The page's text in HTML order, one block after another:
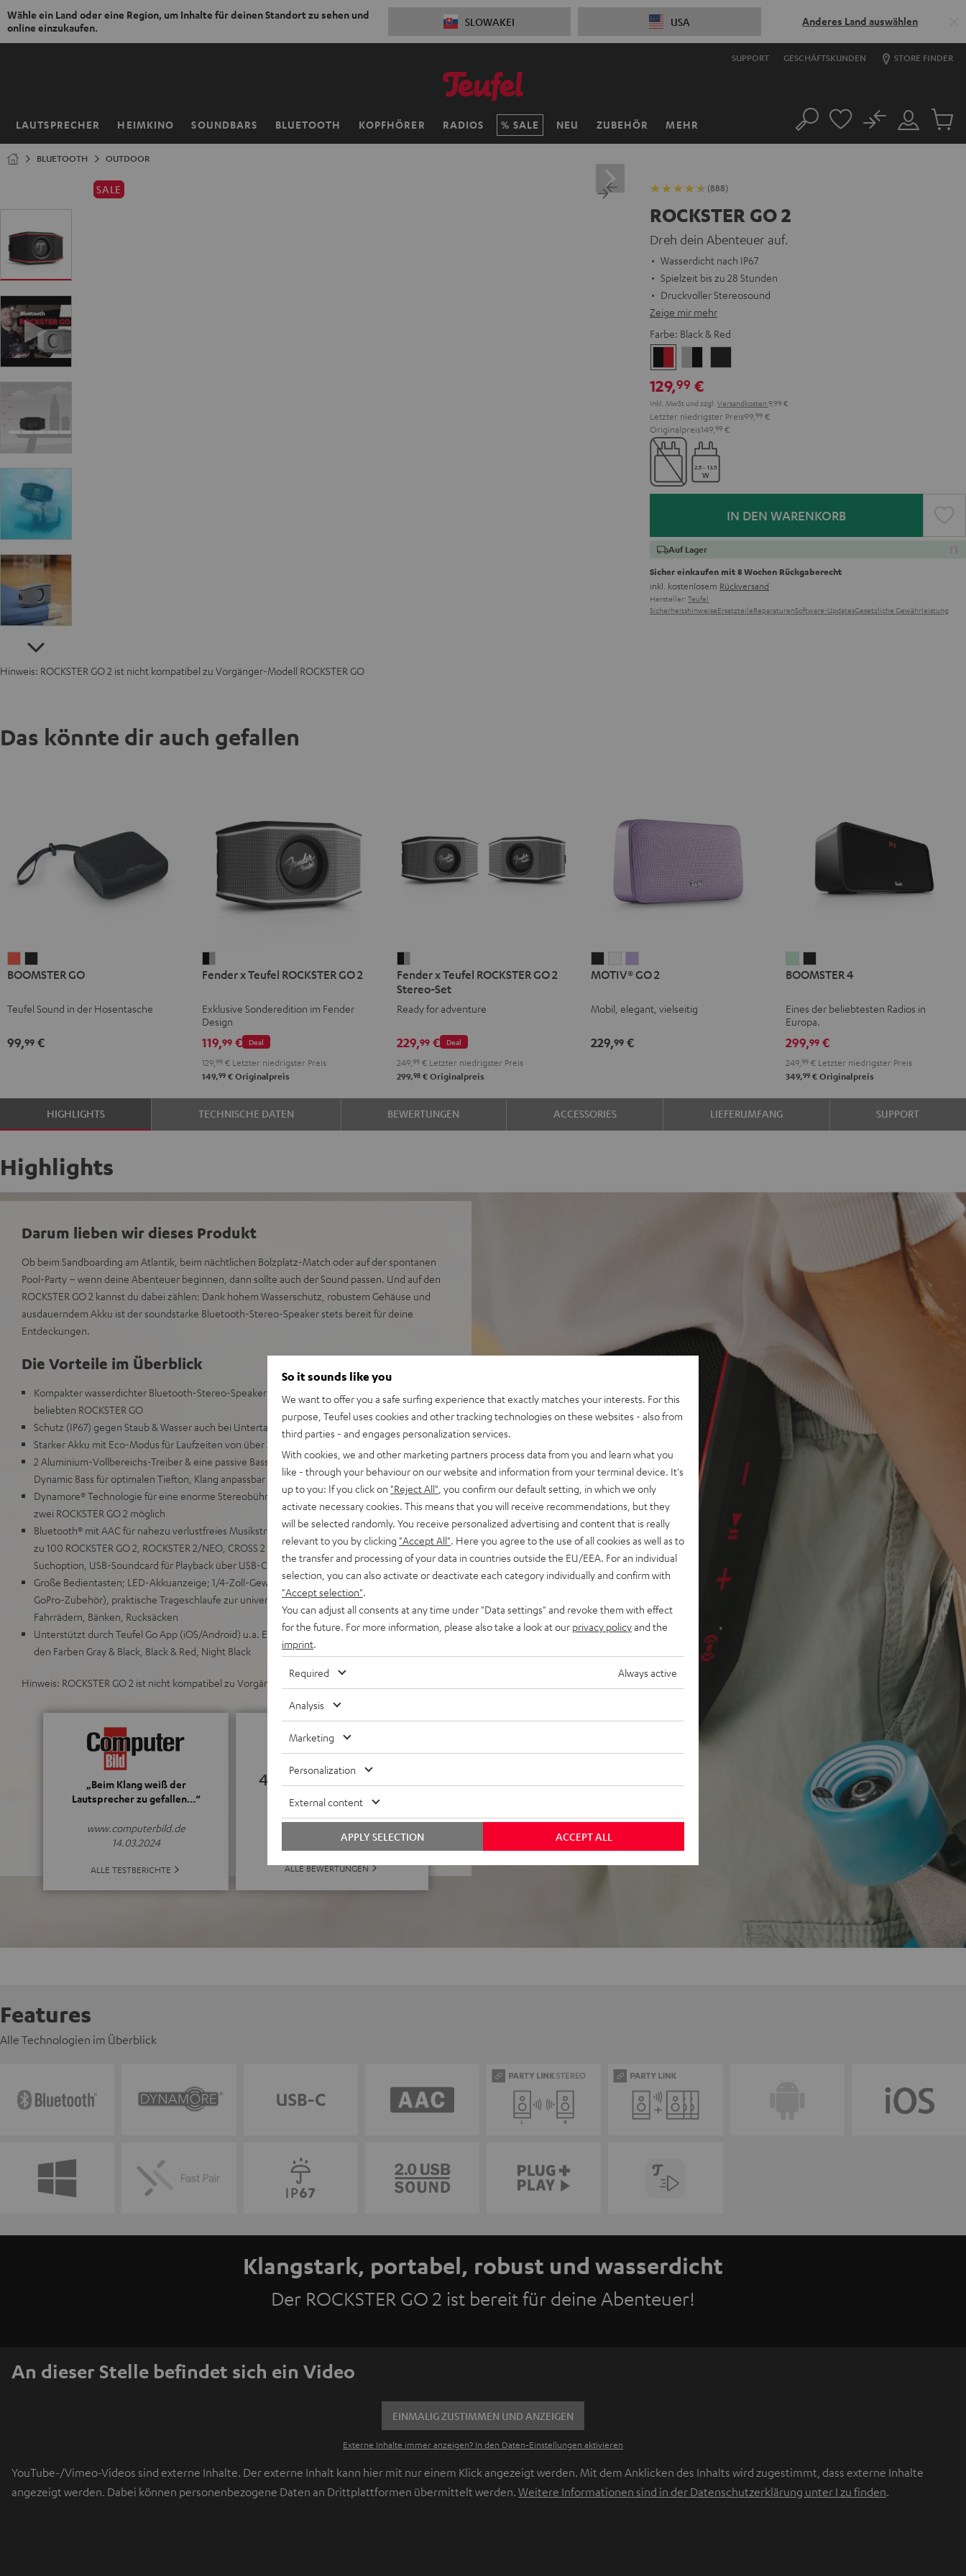
Wähle ein Land oder eine Region, um Inhalte für deinen Standort zu sehen und
online einzukaufen.
SLOWAKEI USA Anderes Land auswählen
ZUM
SUPPORT GESCHÄFTSKUNDEN STORE FINDER
LAUTSPRECHER HEIMKINO SOUNDBARS BLUETOOTH KOPFHÖRER RADIOS SALE NEU ZUBEHÖR MEHR
Startseite Suche
Mein
Konto
No
Artikel
BLUETOOTH OUTDOOR
SALE (888)
ROCKSTER GO 2
Dreh dein Abenteuer auf.
Wasserdicht nach IP67
Spielzeit bis zu 28 Stunden
Druckvoller Stereosound
Zeige mir mehr
Farbe: Black & Red
&
Red
Black
129,99 €
Inkl. MwSt und zzgl. Versandkosten 9,99 €
Letzter niedrigster Preis99, 99 €
Originalpreis149, 99 €
IN DEN WARENKORB
Auf Lager
Sicher einkaufen mit 8 Wochen Rückgaberecht
inkl. kostenlosem Rückversand
Hersteller: Teufel
SicherheitshinweiseErsatzteileReparaturenSoftware-UpdatesGesetzliche Gewährleistung
Hinweis: ROCKSTER GO 2 ist nicht kompatibel zu Vorgänger-Modell ROCKSTER GO
Das könnte dir auch gefallen
GO
Red
GO
Black
BOOMSTER GO
Teufel Sound in der Hosentasche
99,99 €
x
ROCKSTER
GO
2
Black
&
Steel
Fender x Teufel ROCKSTER GO 2
Exklusive Sonderedition im Fender
Design
Deal
119,99€
129, 99€Letzter niedrigster Preis
149,99€Originalpreis
x
Teufel
ROCKSTER
2
Stereo-
Set
Black
&
Steel
Fender x Teufel ROCKSTER GO 2
Stereo-Set
Ready for adventure
Deal
229,99€
249, 99€Letzter niedrigster Preis
299,98€Originalpreis
GO
Night
GO
Silver
GO
Soft
MOTIV® GO 2
Mobil, elegant, vielseitig
229,99 €
4
Green
4
Black
BOOMSTER 4
Eines der beliebtesten Radios in
Europa.
299,99 €
249,99 € Letzter niedrigster Preis
349,99 € Originalpreis
HIGHLIGHTS TECHNISCHE DATEN BEWERTUNGEN ACCESSORIES LIEFERUMFANG SUPPORT
Highlights
Darum lieben wir dieses Produkt
Ob beim Sandboarding am Atlantik, beim nächtlichen Bolzplatz-Match oder auf der spontanen
Pool-Party – wenn deine Abenteuer beginnen, dann sollte auch der Sound passen. Und auf den
ROCKSTER GO 2 kannst du dabei zählen: Dank hohem Wasserschutz, robustem Gehäuse und
ausdauerndem Akku ist der soundstarke Bluetooth-Stereo-Speaker stets bereit für deine
Entdeckungen.
Die Vorteile im Überblick
Kompakter wasserdichter Bluetooth-Stereo-Speaker mit druckvollem Sound, Nachfolger des
beliebten ROCKSTER GO
Schutz (IP67) gegen Staub & Wasser auch bei Untertauchen; robustes Gehäuse
Starker Akku mit Eco-Modus für Laufzeiten von über 28 Stunden, lädt über USB-C-Ladekabel
2 Aluminium-Vollbereichs-Treiber & eine passive Bassmembrane für druckvollen Stereosound;
Dynamic Bass für optimalen Tiefton, Klang anpassbar über Teufel Go App
Dynamore® Technologie für eine enorme Stereobühne, Stereo-Wiedergabe (links/rechts) auf
zwei ROCKSTER GO 2 möglich
Bluetooth® mit AAC für nahezu verlustfreies Musikstreaming, Party Link: verbinde kabellos bis
zu 100 ROCKSTER GO 2, ROCKSTER 2/NEO, CROSS 2 oder MYND, Google Fast Pair mit Geräte-
Suchoption, USB-Soundcard für Playback über USB-C-Kabel
Große Bedientasten; LED-Akkuanzeige; 1/4-Zoll-Gewinde für Stative/Halterungen (z.B.
GoPro-Zubehör), praktische Trageschlaufe zur universellen Anbringung der Box an
Fahrrädern, Bänken, Rucksäcken
Unterstützt durch Teufel Go App (iOS/Android) u.a. Equalizer, 1 m USB-C-Kabel, erhältlich in
den Farben Gray & Black, Black & Red, Night Black
Hinweis: ROCKSTER GO 2 ist nicht kompatibel zu Vorgänger-Modell ROCKSTER GO
„Beim Klang weiß der
Lautsprecher zu gefallen…“
www.computerbild.de
14.03.2024
ALLE TESTBERICHTE
4.78
ALLE BEWERTUNGEN
Features
Alle Technologien im Überblick
Klangstark, portabel, robust und wasserdicht
Der ROCKSTER GO 2 ist bereit für deine Abenteuer!
An dieser Stelle befindet sich ein Video
EINMALIG ZUSTIMMEN UND ANZEIGEN
Externe Inhalte immer anzeigen? In den Daten‑Einstellungen aktivieren
YouTube-/Vimeo-Videos sind externe Inhalte. Der externe Inhalt kann hier mit nur einem Klick angezeigt werden. Mit dem Anklicken des Inhalts wird zugestimmt, dass externe Inhalte
angezeigt werden. Dabei können personenbezogene Daten an Drittplattformen übermittelt werden. Weitere Informationen sind in der Datenschutzerklärung unter I zu finden.
So it sounds like you
We want to offer you a safe surfing experience that exactly matches your interests. For this
purpose, Teufel uses cookies and other tracking technologies on these websites - also from
third parties - and engages personalization services.
With cookies, we and other marketing partners process data from you and learn what you
like - through your behaviour on our website and information from your terminal device. It's
up to you: If you click on "Reject All" , you confirm our default setting, in which we only
activate necessary cookies. This means that you will receive recommendations, but they
will be selected randomly. You receive personalized advertising and content that is really
relevant to you by clicking "Accept All" . Here you agree to the use of all cookies as well as to
the transfer and processing of your data in countries outside the EU/EEA. For an individual
selection, you can also activate or deactivate each category individually and confirm with
"Accept selection"
You can adjust all consents at any time under "Data settings" and revoke them with effect
for the future. For more information, please also take a look at our privacy policyand the
imprint
Required Always active
Analysis
Marketing
Personalization
External content
ACCEPT ALL
APPLY SELECTION